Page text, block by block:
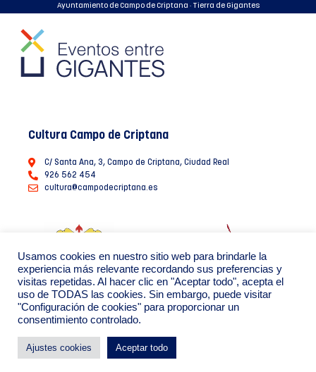
Ayuntamiento de Campo de Criptana · Tierra de Gigantes
Cultura Campo de Criptana
C/ Santa Ana, 3, Campo de Criptana, Ciudad Real
926 562 454
cultura@campodecriptana.es
Ayuntamiento de Campo de Criptana 2022
Política de Privacidad de datos Política de Cookies
Usamos cookies en nuestro sitio web para brindarle la
experiencia más relevante recordando sus preferencias y
visitas repetidas. Al hacer clic en "Aceptar todo", acepta el
uso de TODAS las cookies. Sin embargo, puede visitar
"Configuración de cookies" para proporcionar un
consentimiento controlado.
Ajustes cookies Aceptar todo